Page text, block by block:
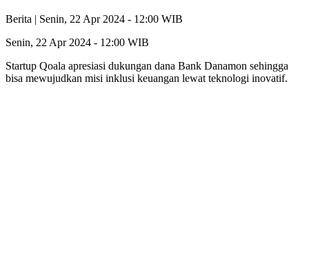
Berita | Senin, 22 Apr 2024 - 12:00 WIB
Senin, 22 Apr 2024 - 12:00 WIB
Startup Qoala apresiasi dukungan dana Bank Danamon sehingga
bisa mewujudkan misi inklusi keuangan lewat teknologi inovatif.